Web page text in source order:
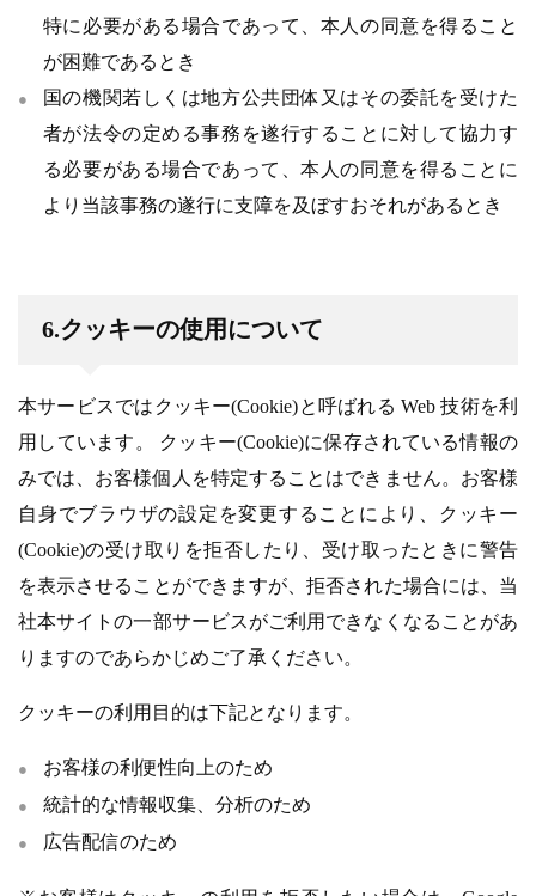
特に必要がある場合であって、本人の同意を得ること
が困難であるとき
国の機関若しくは地方公共団体又はその委託を受けた
者が法令の定める事務を遂行することに対して協力す
る必要がある場合であって、本人の同意を得ることに
より当該事務の遂行に支障を及ぼすおそれがあるとき
6.クッキーの使用について
本サービスではクッキー(Cookie)と呼ばれる Web 技術を利
用しています。 クッキー(Cookie)に保存されている情報の
みでは、お客様個人を特定することはできません。お客様
自身でブラウザの設定を変更することにより、クッキー
(Cookie)の受け取りを拒否したり、受け取ったときに警告
を表示させることができますが、拒否された場合には、当
社本サイトの一部サービスがご利用できなくなることがあ
りますのであらかじめご了承ください。
クッキーの利用目的は下記となります。
お客様の利便性向上のため
統計的な情報収集、分析のため
広告配信のため